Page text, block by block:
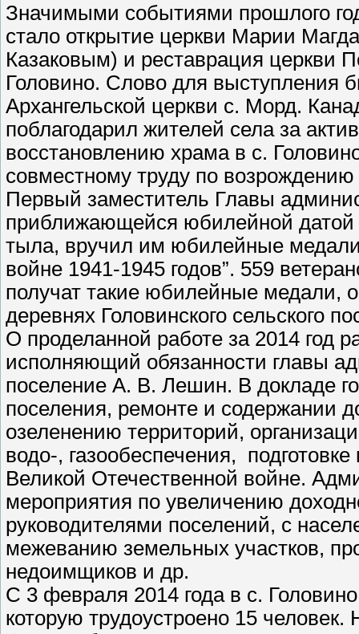
Значимыми событиями прошлого
стало открытие церкви Марии
Казаковым) и реставрация церкви
Головино. Слово для выступления
Архангельской церкви с. Морд.
поблагодарил жителей села за
восстановлению храма в с.
совместному труду по
Первый заместитель Главы
приближающейся юбилейной датой
тыла, вручил им юбилейные
войне 1941-1945 годов”. 559
получат такие юбилейные медали,
деревнях Головинского сельского
О проделанной работе за 2014 год
исполняющий обязанности главы
поселение А. В. Лешин. В докладе
поселения, ремонте и содержании
озеленению территорий,
водо-, газообеспечения,
Великой Отечественной войне.
мероприятия по увеличению
руководителями поселений, с
межеванию земельных участков,
недоимщиков и др.
С 3 февраля 2014 года в с.
которую трудоустроено 15